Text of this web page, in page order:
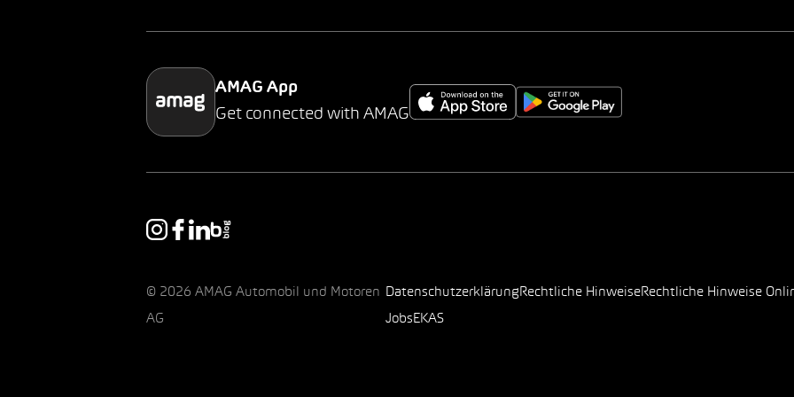
AMAG App
Get connected with AMAG
© 2026 AMAG Automobil und Motoren
AG
Datenschutzerklärung Rechtliche HinweiseRechtliche Hinweise
Jobs EKAS